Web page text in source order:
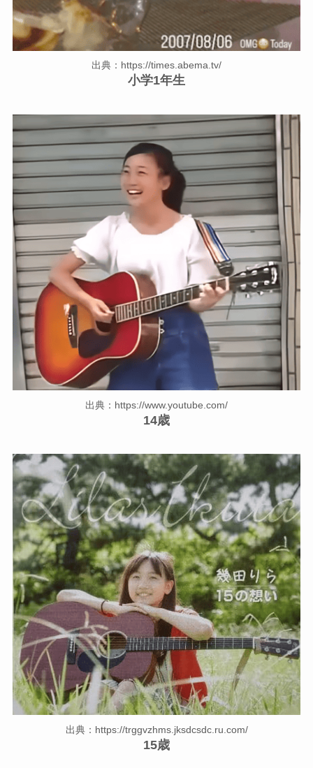
出典：https://times.abema.tv/
小学1年生
出典：https://www.youtube.com/
14歳
出典：https://trggvzhms.jksdcsdc.ru.com/
15歳